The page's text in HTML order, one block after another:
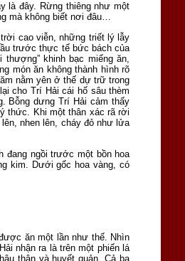
là đây. Rừng thiêng như một
mà không biết nơi đâu…
cao viễn, những triết lý lẫy
trước thực tế bức bách của
khinh bạc miếng ăn,
món ăn không thành hình rõ
nằm yên ở thế dự trữ trong
cho Trí Hải cái hố sâu thèm
Bỗng dưng Trí Hải cảm thấy
thức. Khi một thân xác rã rời
nhen lên, cháy đỏ như lửa
đang ngồi trước một bồn hoa
kim. Dưới gốc hoa vàng, có
ăn một lần như thế. Nhìn
nhận ra là trên một phiến lá
thân và huyết quản. Cả ba